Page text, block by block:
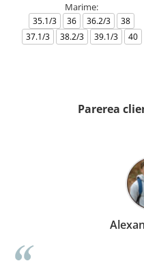
Marime:
35.1/3 36 36.2/3
38
37.1/3
38.2/3 39.1/3 40
Parerea